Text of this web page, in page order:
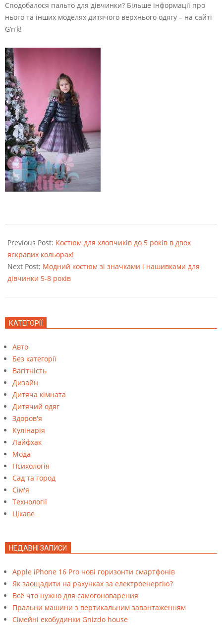
Сподобалося пальто для дівчинки? Більше інформації про
нього та інших моделях дитячого верхнього одягу – на сайті
G’n’k!
11-
01
Previous Post: Костюм для хлопчиків до 5 років в двох
яскравих кольорах!
Next Post: Модний костюм зі значками і нашивками для
дівчинки 5-8 років
КАТЕГОРІЇ
Авто
Без категорії
Вагітність
Дизайн
Дитяча кімната
Дитячий одяг
Здоров'я
Кулінарія
Лайфхак
Мода
Психологія
Сад та город
Сім'я
Технології
Цікаве
НЕДАВНІ ЗАПИСИ
Apple iPhone 16 Pro нові горизонти смартфонів
Як заощадити на рахунках за електроенергію?
Всё что нужно для самогоноварения
Пральни машини з вертикальним завантаженням
Cімейні екобудинки Gnizdo house